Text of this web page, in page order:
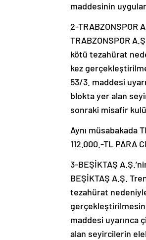
maddesinin
2-TRABZONSPOR
TRABZONSPOR
kötü tezahürat
kez
53/3. maddesi
blokta yer alan
sonraki misafir
Aynı müsabakada
112.000.-TL PARA
3-BEŞİKTAŞ
BEŞİKTAŞ A.Ş.
tezahürat
maddesi uyarınca
alan seyircilerin